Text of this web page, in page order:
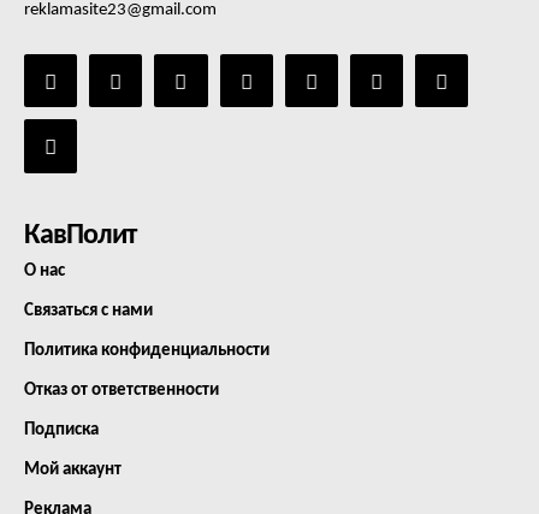
reklamasite23@gmail.com
КавПолит
О нас
Связаться с нами
Политика конфиденциальности
Отказ от ответственности
Подписка
Мой аккаунт
Реклама